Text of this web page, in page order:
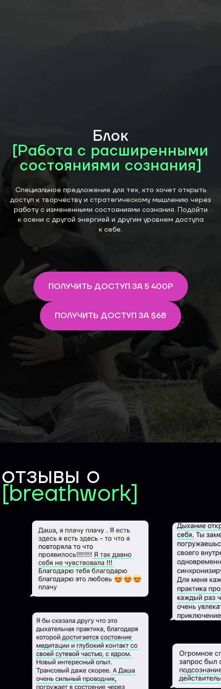
Блок
[Работа с расширенными
состояниями сознания]
Специальное предложение для тех, кто хочет открыть
доступ к творчеству и стратегическому мышлению через
работу с измененными состояниями сознания. Подойти
к осени с другой энергией и другим уровнем доступа
к себе.
ПОЛУЧИТЬ ДОСТУП ЗА 5 400Р
ПОЛУЧИТЬ ДОСТУП ЗА $68
отзывы о
[breathwork]